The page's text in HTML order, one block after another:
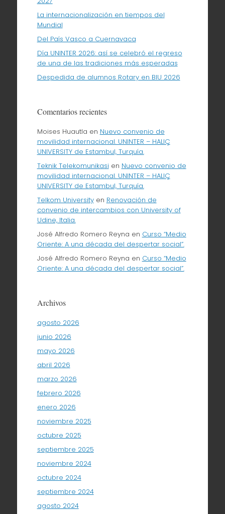
La internacionalización en tiempos del
Mundial
Del País Vasco a Cuernavaca
Día UNINTER 2026: así se celebró el regreso
de una de las tradiciones más esperadas
Despedida de alumnos Rotary en BIU 2026
Comentarios recientes
Moises Huautla en Nuevo convenio de
movilidad internacional. UNINTER – HALIÇ
UNIVERSITY de Estambul, Turquía.
Teknik Telekomunikasi en Nuevo convenio de
movilidad internacional. UNINTER – HALIÇ
UNIVERSITY de Estambul, Turquía.
Telkom Universityen Renovación de
convenio de intercambios con University of
Udine, Italia.
José Alfredo Romero Reyna en Curso “Medio
Oriente: A una década del despertar social”.
José Alfredo Romero Reyna en Curso “Medio
Oriente: A una década del despertar social”.
Archivos
agosto 2026
junio 2026
mayo 2026
abril 2026
marzo 2026
febrero 2026
enero 2026
noviembre 2025
octubre 2025
septiembre 2025
noviembre 2024
octubre 2024
septiembre 2024
agosto 2024